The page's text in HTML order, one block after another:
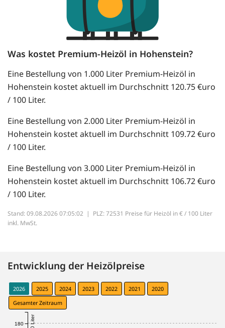
Was kostet Premium-Heizöl in Hohenstein?
Eine Bestellung von 1.000 Liter Premium-Heizöl in
Hohenstein kostet aktuell im Durchschnitt 120.75 €uro
/ 100 Liter.
Eine Bestellung von 2.000 Liter Premium-Heizöl in
Hohenstein kostet aktuell im Durchschnitt 109.72 €uro
/ 100 Liter.
Eine Bestellung von 3.000 Liter Premium-Heizöl in
Hohenstein kostet aktuell im Durchschnitt 106.72 €uro
/ 100 Liter.
Stand: 09.08.2026 07:05:02 | PLZ: 72531 Preise für Heizöl in € / 100 Liter
inkl. MwSt.
Entwicklung der Heizölpreise
2026 2025 2024 2023 2022 2021
2020
Gesamter Zeitraum
180